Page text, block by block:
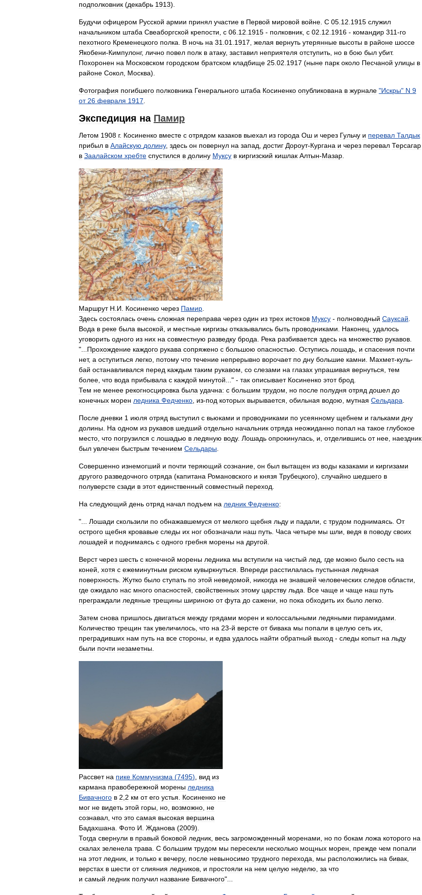
подполковник (декабрь 1913).
Будучи офицером Русской армии принял участие в Первой мировой войне. С 05.12.1915 служил
начальником штаба Свеаборгской крепости, с 06.12.1915 - полковник, с 02.12.1916 - командир 311-го
пехотного Кременецкого полка. В ночь на 31.01.1917, желая вернуть утерянные высоты в районе шоссе
Якобени-Кимпулонг, лично повел полк в атаку, заставил неприятеля отступить, но в бою был убит.
Похоронен на Московском городском братском кладбище 25.02.1917 (ныне парк около Песчаной улицы в
районе Сокол, Москва).
Фотография погибшего полковника Генерального штаба Косиненко опубликована в журнале "Искры" N 9
от 26 февраля 1917.
Экспедиция на Памир
Летом 1908 г. Косиненко вместе с отрядом казаков выехал из города Ош и через Гульчу и перевал Талдык
прибыл в Алайскую долину, здесь он повернул на запад, достиг Дороут-Кургана и через перевал Терсагар
в Заалайском хребте спустился в долину Муксу в киргизский кишлак Алтын-Мазар.
Маршрут Н И Косиненко через Памир
Здесь состоялась очень сложная переправа через один из трех истоков Муксу - полноводный Сауксай
Вода в реке была высокой и местные киргизы отказывались быть проводниками Наконец удалось
уговорить одного из них на совместную разведку брода Река разбивается здесь на множество рукавов
"... Прохождение каждого рукава сопряжено с большою опасностью Оступись лошадь и спасения почти
нет, а оступиться легко потому что течение непрерывно ворочает по дну большие камни Махмет-куль-
бай останавливался перед каждым таким рукавом со слезами на глазах упрашивая вернуться тем
более что вода прибывала с каждой минутой ..." - так описывает Косиненко этот брод
Тем не менее рекогносцировка была удачна: с большим трудом но после полудня отряд дошел до
конечных морен ледника Федченко из-под которых вырывается обильная водою мутная Сельдара
После дневки 1 июля отряд выступил с вьюками и проводниками по усеянному щебнем и гальками дну
долины На одном из рукавов шедший отдельно начальник отряда неожиданно попал на такое глубокое
место что погрузился с лошадью в ледяную воду. Лошадь опрокинулась и отделившись от нее наездник
был увлечен быстрым течением Сельдары
Совершенно изнемогший и почти теряющий сознание он был вытащен из воды казаками и киргизами
другого разведочного отряда (капитана Романовского и князя Трубецкого), случайно шедшего в
полуверсте сзади в этот единственный совместный переход
На следующий день отряд начал подъем на ледник Федченко:
"... Лошади скользили по обнажавшемуся от мелкого щебня льду и падали с трудом поднимаясь От
острого щебня кровавые следы их ног обозначали наш путь Часа четыре мы шли ведя в поводу своих
лошадей и поднимаясь с одного гребня морены на другой
Верст через шесть с конечной морены ледника мы вступили на чистый лед где можно было сесть на
коней хотя с ежеминутным риском кувыркнуться Впереди расстилалась пустынная ледяная
поверхность Жутко было ступать по этой неведомой никогда не знавшей человеческих следов области
где ожидало нас много опасностей свойственных этому царству льда Все чаще и чаще наш путь
преграждали ледяные трещины шириною от фута до сажени но пока обходить их было легко
Затем снова пришлось двигаться между грядами морен и колоссальными ледяными пирамидами
Количество трещин так увеличилось что на 23-й версте от бивака мы попали в целую сеть их
преградивших нам путь на все стороны и едва удалось найти обратный выход - следы копыт на льду
были почти незаметны
Рассвет на пике Коммунизма (7495) вид из
кармана правобережной морены ледника
Бивачного в 2 2 км от его устья Косиненко не
мог не видеть этой горы но возможно не
сознавал что это самая высокая вершина
Бадахшана Фото И Жданова (2009).
Тогда свернули в правый боковой ледник весь загроможденный моренами но по бокам ложа которого на
скалах зеленела трава С большим трудом мы пересекли несколько мощных морен прежде чем попали
на этот ледник и только к вечеру, после невыносимо трудного перехода мы расположились на бивак
верстах в шести от слияния ледников и простояли на нем целую неделю за что
и самый ледник получил название Бивачного"...